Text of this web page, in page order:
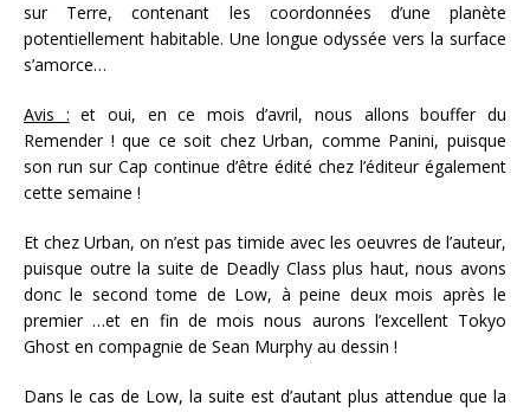
sur Terre, contenant les coordonnées d’une planète
potentiellement habitable. Une longue odyssée vers la surface
s’amorce…
Avis : et oui, en ce mois d’avril, nous allons bouffer du
Remender ! que ce soit chez Urban, comme Panini, puisque
son run sur Cap continue d’être édité chez l’éditeur également
cette semaine !
Et chez Urban, on n’est pas timide avec les oeuvres de l’auteur,
puisque outre la suite de Deadly Class plus haut, nous avons
donc le second tome de Low, à peine deux mois après le
premier …et en fin de mois nous aurons l’excellent Tokyo
Ghost en compagnie de Sean Murphy au dessin !
Dans le cas de Low, la suite est d’autant plus attendue que la